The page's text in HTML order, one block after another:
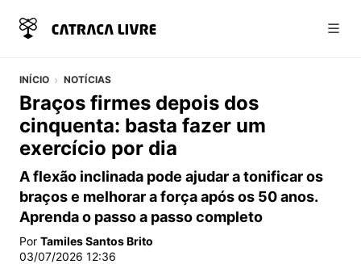
INÍCIO NOTÍCIAS
Braços firmes depois dos
cinquenta: basta fazer um
exercício por dia
A flexão inclinada pode ajudar a tonificar os
braços e melhorar a força após os 50 anos.
Aprenda o passo a passo completo
Por Tamiles Santos Brito
03/07/2026 12:36